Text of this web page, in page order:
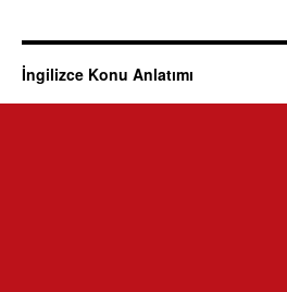
İngilizce Konu Anlatımı